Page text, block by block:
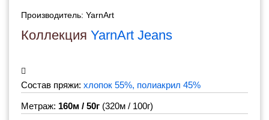
Производитель: YarnArt
Коллекция YarnArt Jeans
Состав пряжи: хлопок 55%, полиакрил 45%
Метраж: 160м / 50г (320м / 100г)